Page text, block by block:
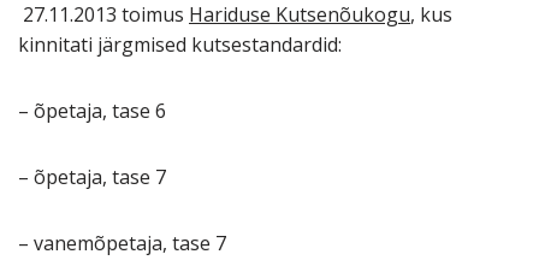
27.11.2013 toimus Hariduse Kutsenõukogu, kus
kinnitati järgmised kutsestandardid:
– õpetaja, tase 6
– õpetaja, tase 7
– vanemõpetaja, tase 7